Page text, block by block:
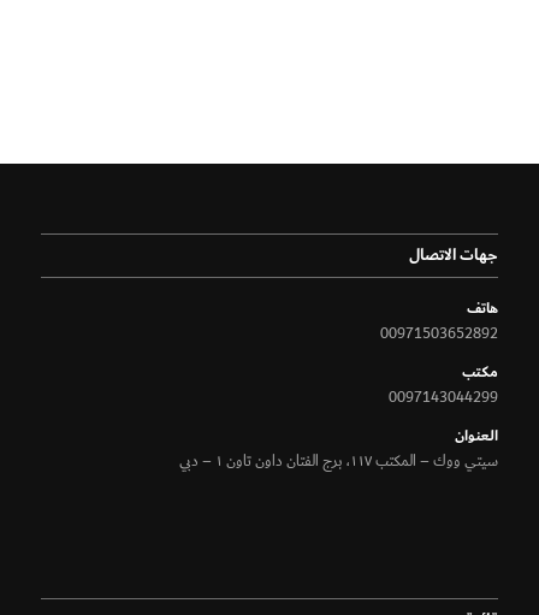
جهات الاتصال
هاتف
00971503652892
مكتب
0097143044299
الـعنوان
سيتي ووك – المكتب ١١٧، برج الفتان داون تاون ١ – دبي